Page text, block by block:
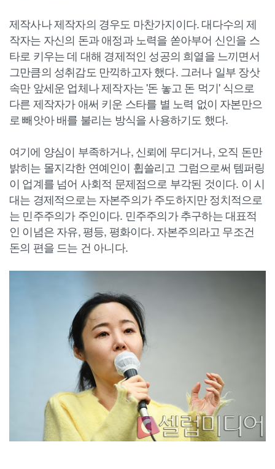
제작사나 제작자의 경우도 마찬가지이다. 대다수의 제
작자는 자신의 돈과 애정과 노력을 쏟아부어 신인을 스
타로 키우는 데 대해 경제적인 성공의 희열을 느끼면서
그만큼의 성취감도 만끽하고자 했다. 그러나 일부 장삿
속만 앞세운 업체나 제작자는 '돈 놓고 돈 먹기' 식으로
다른 제작자가 애써 키운 스타를 별 노력 없이 자본만으
로 빼앗아 배를 불리는 방식을 사용하기도 했다.
여기에 양심이 부족하거나, 신뢰에 무디거나, 오직 돈만
밝히는 몰지각한 연예인이 휩쓸리고 그럼으로써 템퍼링
이 업계를 넘어 사회적 문제점으로 부각된 것이다. 이 시
대는 경제적으로는 자본주의가 주도하지만 정치적으로
는 민주주의가 주인이다. 민주주의가 추구하는 대표적
인 이념은 자유, 평등, 평화이다. 자본주의라고 무조건
돈의 편을 드는 건 아니다.